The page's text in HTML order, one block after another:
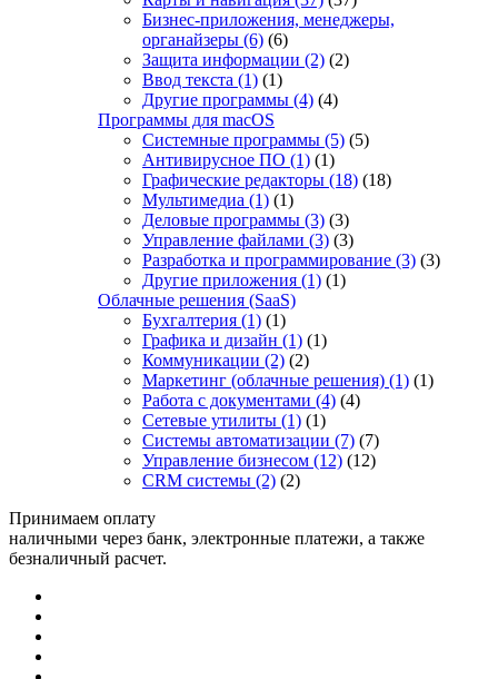
Бизнес-приложения, менеджеры,
органайзеры (6) (6)
Защита информации (2) (2)
Ввод текста (1) (1)
Другие программы (4) (4)
Программы для macOS
Системные программы (5) (5)
Антивирусное ПО (1) (1)
Графические редакторы (18) (18)
Мультимедиа (1) (1)
Деловые программы (3) (3)
Управление файлами (3) (3)
Разработка и программирование (3) (3)
Другие приложения (1) (1)
Облачные решения (SaaS)
Бухгалтерия (1) (1)
Графика и дизайн (1) (1)
Коммуникации (2) (2)
Маркетинг (облачные решения) (1) (1)
Работа с документами (4) (4)
Сетевые утилиты (1) (1)
Системы автоматизации (7) (7)
Управление бизнесом (12) (12)
CRM системы (2) (2)
Принимаем оплату
наличными через банк, электронные платежи, а также
безналичный расчет.